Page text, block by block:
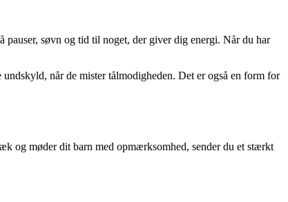
søvn og tid til noget, der giver dig energi. Når du har
når de mister tålmodigheden. Det er også en form for
og møder dit barn med opmærksomhed, sender du et stærkt